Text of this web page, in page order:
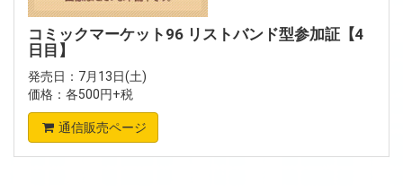
コミックマーケット96 リストバンド型参加証【4
日目】
発売日：7月13日(土)
価格：各500円+税
通信販売ページ